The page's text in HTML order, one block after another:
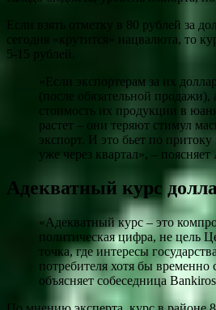
Если взять отметку в 80 рублей за
сегодня «крутится» нацвалюта, то
5-15 рублей.
«Если экспортерам за их
(после обязательной продажи),
стоимость их продукции в
растет – они теряют стимул
экспорт. И это бьет по
уже через квартал», –
Адекватный курс
«Адекватный курс – это
политическая цифра, не цель
точка, где интересы
потребителя хотя бы временно
объясняет собеседница